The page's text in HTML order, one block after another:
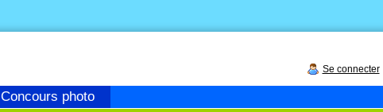
Concours photo
Se connecter|